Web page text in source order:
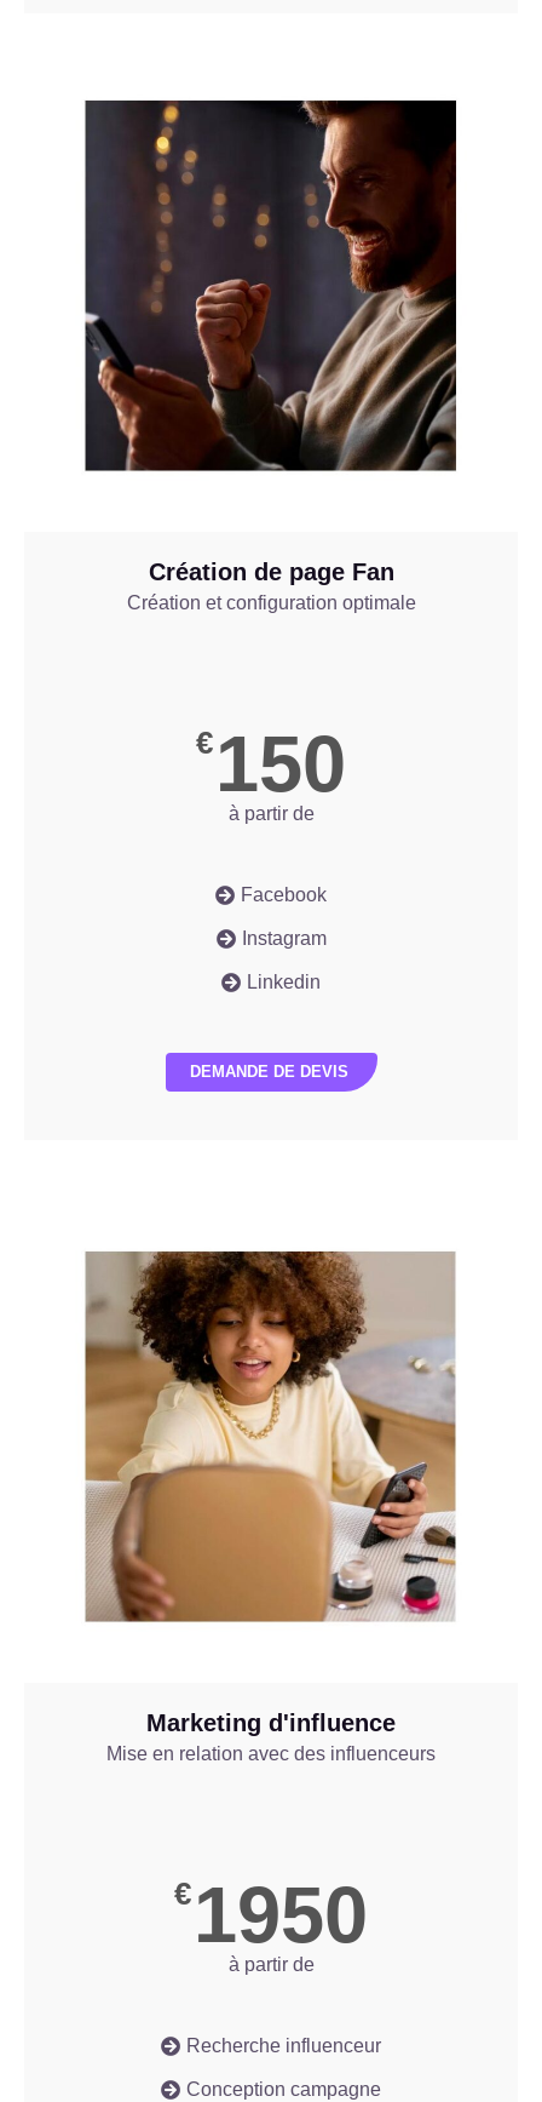
Création de page Fan
Création et configuration optimale
€ 150
à partir de
Facebook
Instagram
Linkedin
DEMANDE DE DEVIS
Marketing d'influence
Mise en relation avec des influenceurs
€ 1950
à partir de
Recherche influenceur
Conception campagne